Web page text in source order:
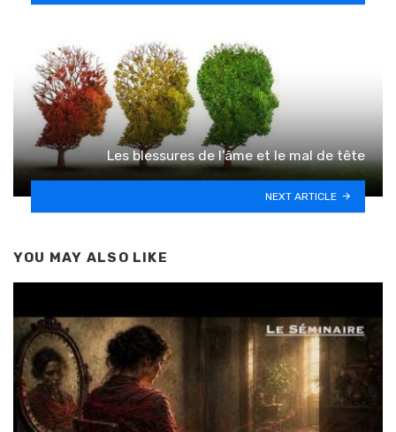
Les blessures de l’âme et le mal de tête
NEXT ARTICLE
YOU MAY ALSO LIKE